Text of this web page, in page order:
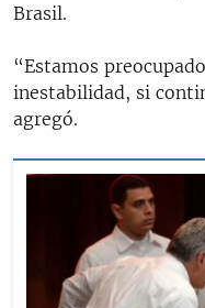
Brasil.
“Estamos
inestabilidad, si
agregó.